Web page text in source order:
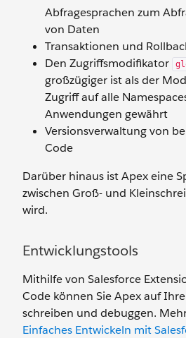
Abfragesprachen zum
von Daten
Transaktionen und
Den Zugriffsmodifikator
großzügiger ist als der
Zugriff auf alle
Anwendungen gewährt
Versionsverwaltung von
Code
Darüber hinaus ist Apex eine
zwischen Groß- und
wird.
Entwicklungstools
Mithilfe von Salesforce
Code können Sie Apex auf
schreiben und debuggen.
Einfaches Entwickeln mit